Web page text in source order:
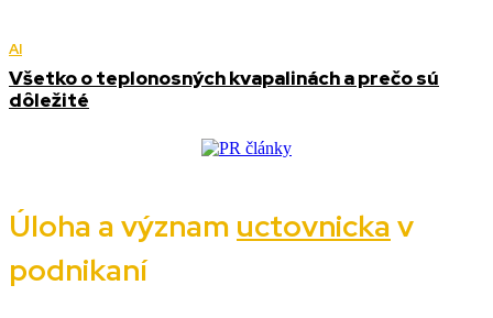
AI
Všetko o teplonosných kvapalinách a prečo sú
dôležité
Úloha a význam uctovnicka v
podnikaní